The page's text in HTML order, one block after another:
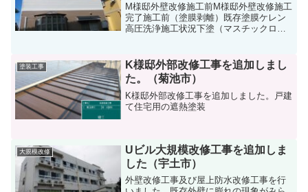
M様邸外壁改修施工前M様邸外壁改修施工
完了施工前（塗膜剥離）既存塗膜ケレン
高圧洗浄施工状況下塗（マスチックロー
部改修工事を追加しました。（熊本市）
熊本市内外壁シリコン...
塗装工事
K様邸外部改修工事を追加しまし
た。（菊池市）
K様邸外部改修工事を追加しました。戸建
て住宅用の遮熱塗装
大規模改修
Uビル大規模改修工事を追加しま
した（宇土市）
外壁改修工事及び屋上防水改修工事を行